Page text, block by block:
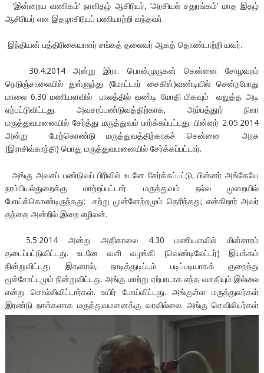
‘இன்றைய வணிகம்’ நாளிதழ் ஆசிரியர், ‘அரசியல் சதுரங்கம்’ மாத இதழ்
ஆசிரியர் என இதழாசிரியப் பணியாற்றி வந்தவர்.
இந்தியன் பத்திரிகையாளர் சங்கத் தலைவர் ஆகத் தொண்டாற்றி யவர்.
30.4.2014 அன்று இரா. பொன்முருகன் சென்னை சோழவரம்
நெடுஞ்சாலையில் துள்ளுந்து (மோட்டார் சைகிள்)வண்டியில் சென்றபோது
மாலை 6.30 மணியளவில் பாலத்தில் வண்டி மோதி மிகவும் வலுத்த அடி
ஏற்பட்டுவிட்டது. அவசரப்பண்டுவத்திற்காக, அம்பத்தூர் நிலா
மருத்துவமனையில் சேர்த்து மருத்துவம் பார்க்கப்பட்டது. பின்னர் 2.05.2014
அன்று மேற்கொண்டு மருத்துவத்திற்காகச் சென்னை அரசு
(இராசிவ்காந்தி) பொது மருத்துவமனையில் சேர்க்கப்பட்டார்.
அங்கு அவசப் பண்டுவப் பிரிவில் உடனே சேர்க்கப்பட்டு, பின்னர் அங்கேயே
நரம்பியல்துறைக்கு மாற்றப்பட்டார். மருத்துவம் நல்ல முறையில்
போய்க்கொண்டிருந்தது; சற்று முன்னேற்றமும் தெரிந்தது; என்கிறார் அவர்
தந்தை அன்றில் இறை எழிலன்.
5.5.2014 அன்று அதிகாலை 4.30 மணியளவில் மின்சாரம்
தடைப்பட்டுவிட்டது. உடனே வளி வழங்கி (வெண்டிலேட்டர்) இயக்கம்
நின்றுவிட்டது. இதனால், நாடித்துடிப்பும் படிப்படியாகக் குறைந்து
மூச்சோட்டமும் நின்றுவிட்டது. அங்கு மாற்று ஏற்பாடாக எந்த வசதியும் இல்லை
என்று சொல்லிவிட்டார்கள். உயிர் போய்விட்டது. அங்குள்ள மருத்துவர்கள்
இரண்டு நாள்களாக மருத்துவமனைக்கு வரவில்லை. அங்குசெவிலியர்கள்